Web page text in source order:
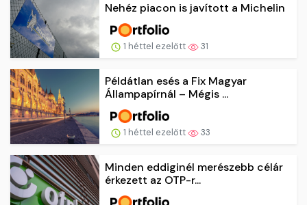
Nehéz piacon is javított a Michelin
1 héttel ezelőtt 31
Példátlan esés a Fix Magyar
Állampapírnál – Mégis ...
1 héttel ezelőtt 33
Minden eddiginél merészebb célár
érkezett az OTP-r...